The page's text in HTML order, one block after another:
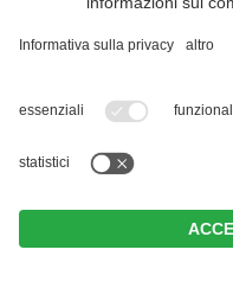
Naturhotel
Nonostante il lavoro
motivi di sicurezza,
| Part.